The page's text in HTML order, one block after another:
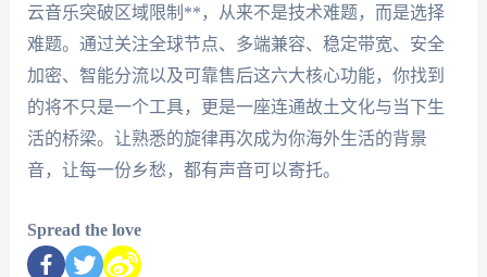
云音乐突破区域限制**，从来不是技术难题，而是选择
难题。通过关注全球节点、多端兼容、稳定带宽、安全
加密、智能分流以及可靠售后这六大核心功能，你找到
的将不只是一个工具，更是一座连通故土文化与当下生
活的桥梁。让熟悉的旋律再次成为你海外生活的背景
音，让每一份乡愁，都有声音可以寄托。
Spread the love